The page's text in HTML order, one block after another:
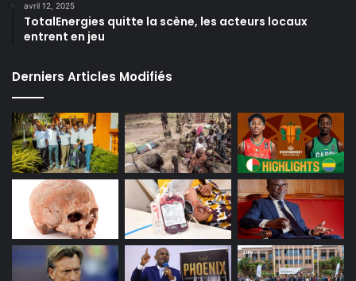
avril 12, 2025
TotalEnergies quitte la scène, les acteurs locaux
entrent en jeu
Derniers Articles Modifiés